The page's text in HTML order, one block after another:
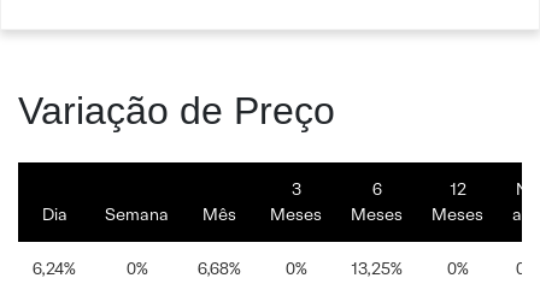
Variação de Preço
Dia Semana Mês
3
Meses
6
Meses
12
Meses
No
ano
6,24% 0% 6,68% 0% 13,25% 0% 0%